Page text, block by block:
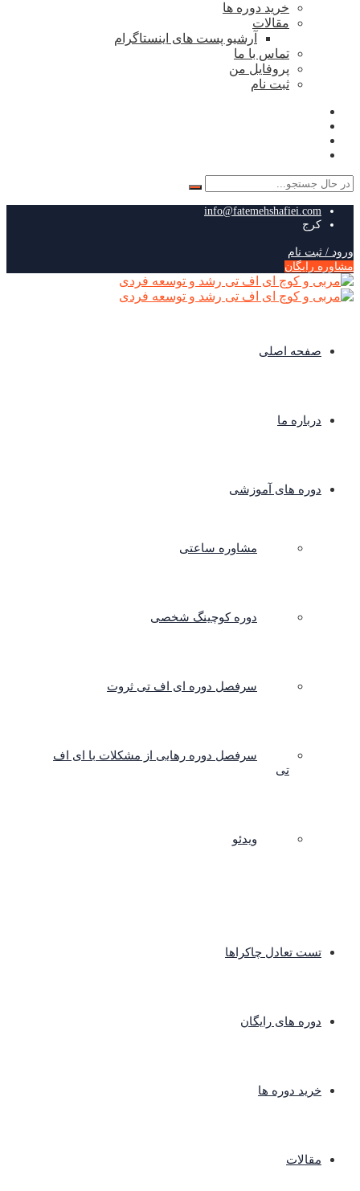
خرید دوره ها
مقالات
آرشیو پست های اینستاگرام
تماس با ما
پروفایل من
ثبت نام
جستجو
info@fatemehshafiei.com
کرج
ورود / ثبت نام
مشاوره رایگان
صفحه اصلی
درباره ما
دوره های آموزشی
مشاوره ساعتی
دوره کوچینگ شخصی
سرفصل دوره ای اف تی ثروت
سرفصل دوره رهایی از مشکلات با ای اف
تی
ویدئو
تست تعادل چاکراها
دوره های رایگان
خرید دوره ها
مقالات